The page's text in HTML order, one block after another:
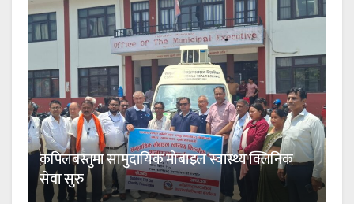
कपिलबस्तुमा सामुदायिक मोबाइल स्वास्थ्य क्लिनिक
सेवा सुरु